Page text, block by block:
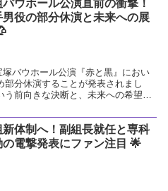
バウホール公演直前の衝撃！
男役の部分休演と未来への展
バウホール公演『赤と黒』におい
分休演することが発表されまし
前向きな決断と、未来への希望に
新体制へ！副組長就任と専科
の電撃発表にファン注目 🌟